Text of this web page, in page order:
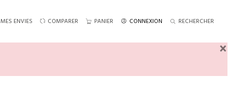
MES ENVIES COMPARER PANIER CONNEXION RECHERCHER
×